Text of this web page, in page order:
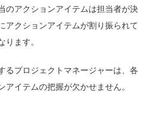
のアクションアイテムは担当者が決
アクションアイテムが割り振られて
ります。
るプロジェクトマネージャーは、各
アイテムの把握が欠かせません。